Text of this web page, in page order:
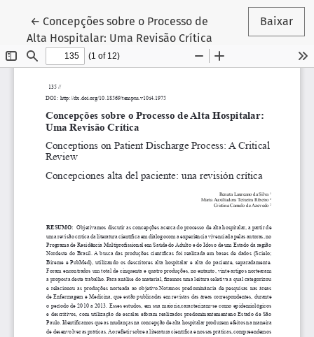
← Voltar aos Detalhes do Artigo
Concepções sobre o Processo de
Alta Hospitalar: Uma Revisão Crítica
Baixar